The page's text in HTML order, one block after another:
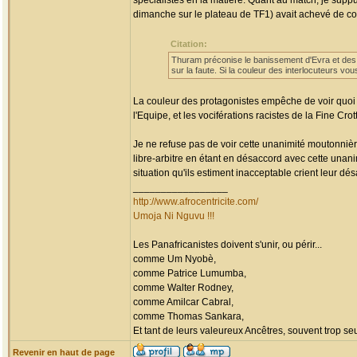
dimanche sur le plateau de TF1) avait achevé de
Citation:
Thuram préconise le banissement d'Evra et
sur la faute. Si la couleur des interlocuteurs
La couleur des protagonistes empêche de voir
l'Equipe, et les vociférations racistes de la Fine
Je ne refuse pas de voir cette unanimité
libre-arbitre en étant en désaccord avec cette
situation qu'ils estiment inacceptable crient leur
http://www.afrocentricite.com/
Umoja Ni Nguvu !!!
Les Panafricanistes doivent s'unir, ou périr...
comme Um Nyobè,
comme Patrice Lumumba,
comme Walter Rodney,
comme Amilcar Cabral,
comme Thomas Sankara,
Et tant de leurs valeureux Ancêtres, souvent trop
Revenir en haut de page